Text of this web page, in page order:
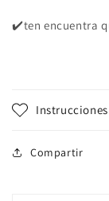
✔️ten encuentra
Compartir